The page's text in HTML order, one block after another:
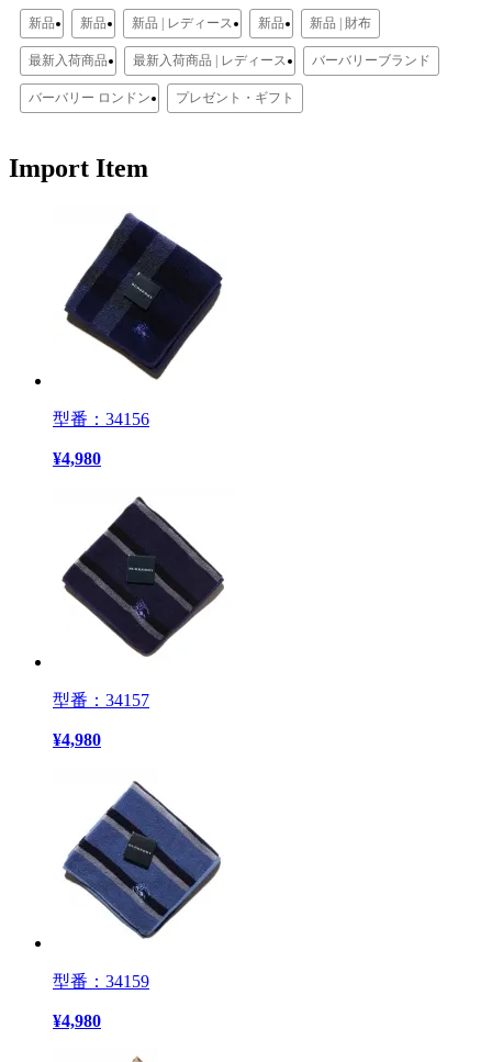
新品 新品 新品 | レディース 新品 新品 | 財布
最新入荷商品 最新入荷商品 | レディース バーバリーブランド
バーバリー ロンドン プレゼント・ギフト
Import Item
型番：34156
¥4,980
型番：34157
¥4,980
型番：34159
¥4,980